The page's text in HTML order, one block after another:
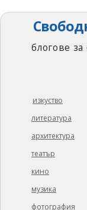
блогове
изкуство
литература
архитектура
театър
кино
музика
фотография